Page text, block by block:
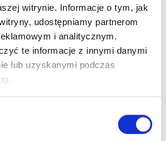
witrynie. Informacje o tym, jak
udostępniamy partnerom
i analitycznym.
te informacje z innymi danymi
lub uzyskanymi podczas
z autoryzowanej
z magazynu w Polsce
handlowy